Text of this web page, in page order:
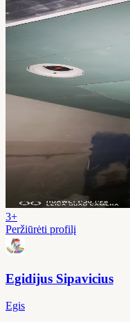
3+
Peržiūrėti profilį
Egidijus Sipavicius
Egis